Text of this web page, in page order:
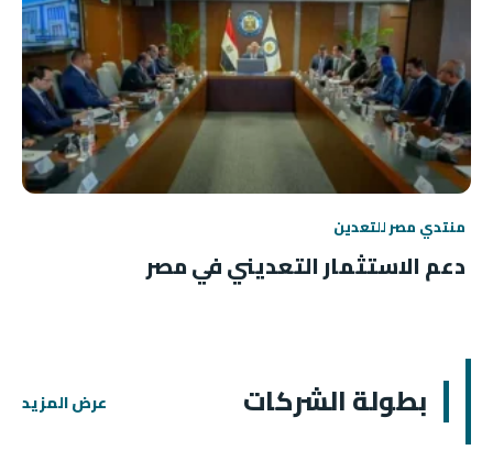
منتدي مصر للتعدين
دعم الاستثمار التعديني في مصر
بطولة الشركات عرض المزيد